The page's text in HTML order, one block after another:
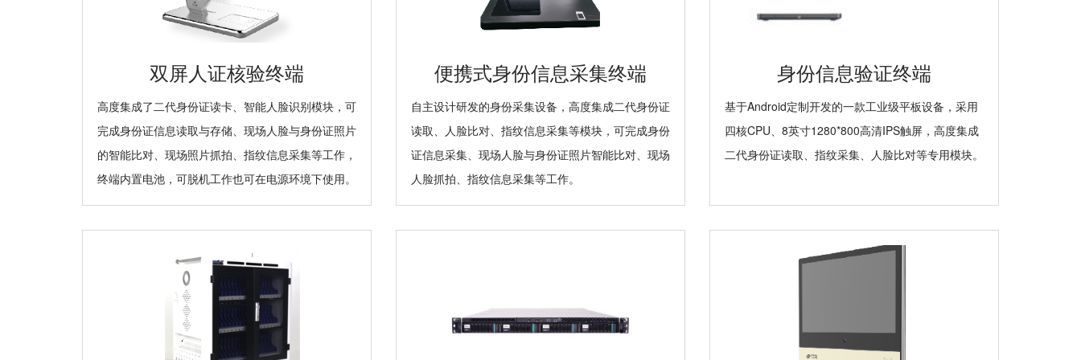
双屏人证核验终端
高度集成了二代身份证读卡、智能人脸识别模块，可
完成身份证信息读取与存储、现场人脸与身份证照片
的智能比对、现场照片抓拍、指纹信息采集等工作，
终端内置电池，可脱机工作也可在电源环境下使用。
便携式身份信息采集终端
自主设计研发的身份采集设备，高度集成二代身份证
读取、人脸比对、指纹信息采集等模块，可完成身份
证信息采集、现场人脸与身份证照片智能比对、现场
人脸抓拍、指纹信息采集等工作。
身份信息验证终端
基于Android定制开发的一款工业级平板设备，采用
四核CPU、8英寸1280*800高清IPS触屏，高度集成
二代身份证读取、指纹采集、人脸比对等专用模块。